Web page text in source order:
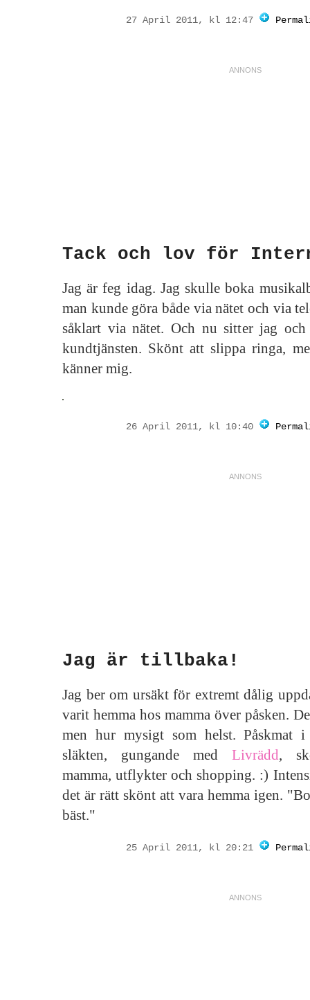
27 April 2011, kl 12:47
Tack och lov för
Jag är feg idag. Jag skulle boka
man kunde göra både via nätet och via
såklart via nätet. Och nu sitter jag och
kundtjänsten. Skönt att slippa ringa,
känner mig.
26 April 2011, kl 10:40
Jag är tillbaka!
Jag ber om ursäkt för extremt dålig
varit hemma hos mamma över påsken.
men hur mysigt som helst. Påskmat i
släkten, gungande med Livrädd,
mamma, utflykter och shopping. :)
det är rätt skönt att vara hemma igen.
bäst."
25 April 2011, kl 20:21